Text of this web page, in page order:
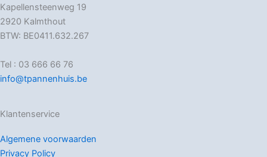
Kapellensteenweg 19
2920 Kalmthout
BTW: BE0411.632.267
Tel : 03 666 66 76
info@tpannenhuis.be
Klantenservice
Algemene voorwaarden
Privacy Policy